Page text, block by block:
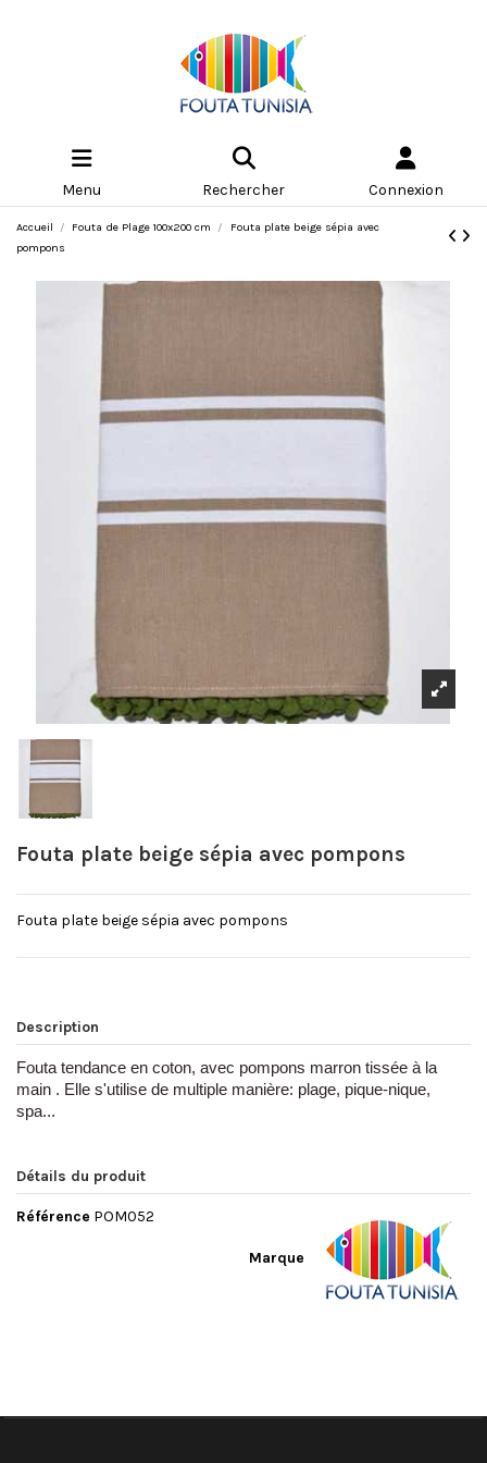
Menu Rechercher Connexion
Accueil Fouta de Plage 100x200 cm
Fouta plate beige sépia avec
pompons
Fouta plate beige sépia avec pompons
Fouta plate beige sépia avec pompons
Description
Fouta tendance en coton, avec pompons marron tissée à la
main . Elle s'utilise de multiple manière: plage, pique-nique,
spa...
Détails du produit
Marque
Référence POM052